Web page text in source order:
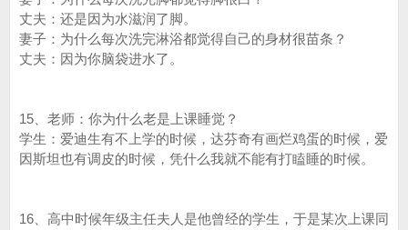
丈夫：还是因为水滋润了脚。
妻子：为什么每次洗完淋浴都觉得自己的身材很苗条？
丈夫：因为你脑袋进水了。
15、老师：你为什么老是上课睡觉？
学生：爱迪生有不上学的时候，达芬奇有画烂鸡蛋的时候，爱
因斯坦也有调皮的时候，凭什么我就不能有打瞌睡的时候。
16、高中时候年级主任夫人是他曾经的学生，于是某次上课同